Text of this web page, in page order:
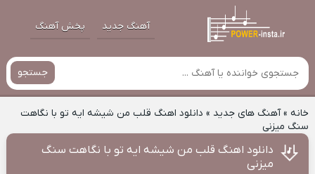
آهنگ جدید پخش آهنگ
جستجو
خانه»آهنگ های جدید » دانلود اهنگ قلب من شیشه ایه تو با نگاهت
سنگ میزنی
دانلود اهنگ قلب من شیشه ایه تو با نگاهت سنگ
میزنی